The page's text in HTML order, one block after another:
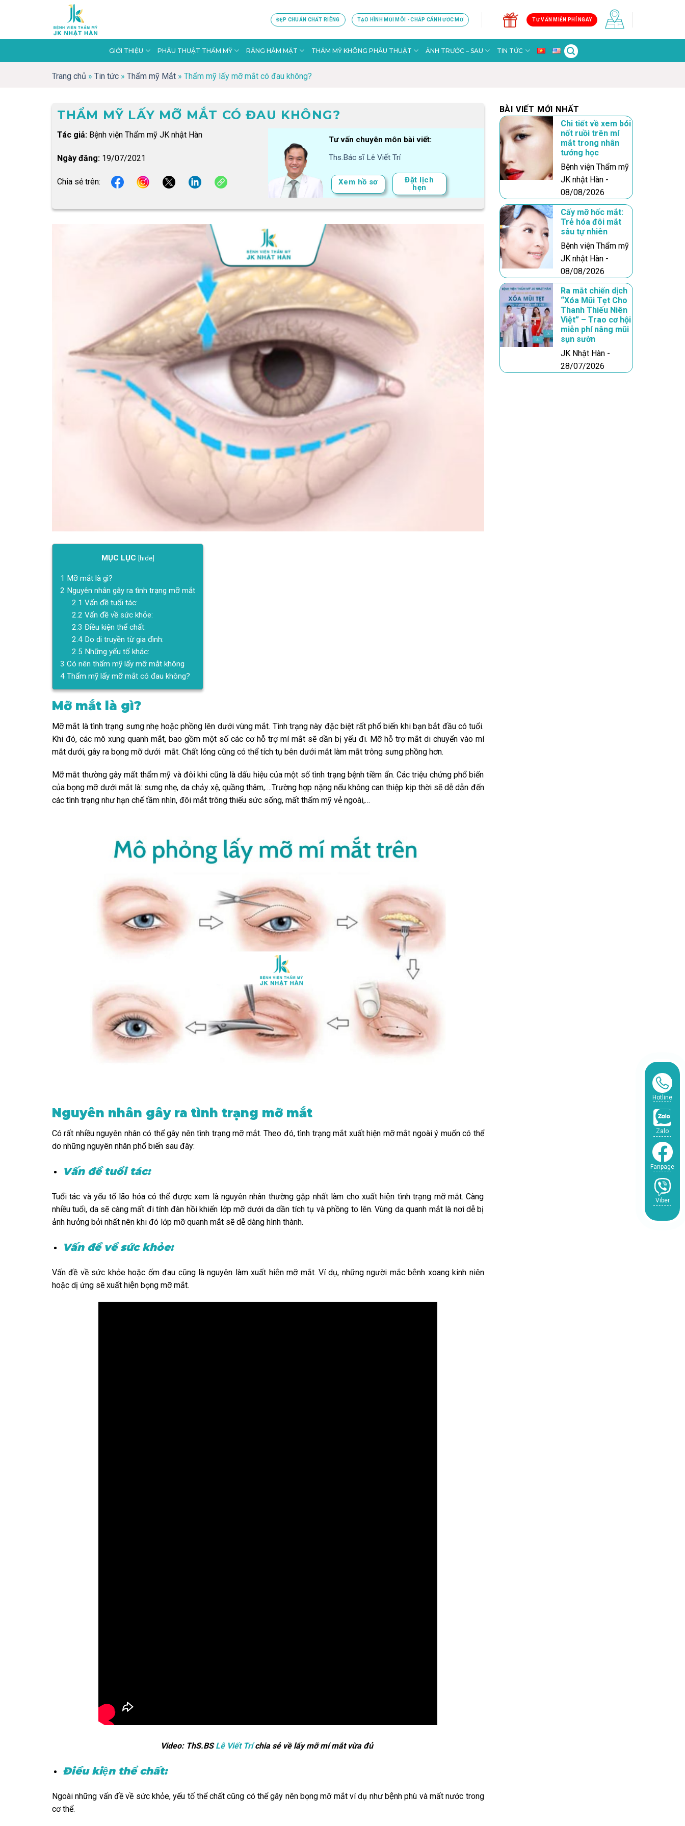
ĐẸP CHUẨN CHẤT RIÊNG TẠO HÌNH MŨI MÔI - CHẮP CÁNH ƯỚC MƠ TƯ VẤN MIỄN PHÍ NGAY
GIỚI THIỆU PHẪU THUẬT THẨM MỸ RĂNG HÀM MẶT THẨM MỸ KHÔNG PHẪU THUẬT ẢNH TRƯỚC – SAU TIN TỨC
Trang chủ » Tin tức » Thẩm mỹ Mắt » Thẩm mỹ lấy mỡ mắt có đau không?
THẨM MỸ LẤY MỠ MẮT CÓ ĐAU KHÔNG?
Tác giả:Bệnh viện Thẩm mỹ JK nhật Hàn
Ngày đăng:19/07/2021
Chia sẻ trên:
Tư vấn chuyên môn bài viết:
Ths.Bác sĩ Lê Viết Trí
Xem hồ sơ
Đặt lịch
hẹn
MỤC LỤC [hide]
1 Mỡ mắt là gì?
2 Nguyên nhân gây ra tình trạng mỡ mắt
2.1 Vấn đề tuổi tác:
2.2 Vấn đề về sức khỏe:
2.3 Điều kiện thể chất:
2.4Do di truyền từ gia đình:
2.5 Những yếu tố khác:
3 Có nên thẩm mỹ lấy mỡ mắt không
4 Thẩm mỹ lấy mỡ mắt có đau không?
Mỡ mắt là gì?
Mỡ mắt là tình trạng sưng nhẹ hoặc phồng lên dưới vùng mắt. Tình trạng này đặc biệt rất phổ biến khi bạn bắt đầu có tuổi.
Khi đó, các mô xung quanh mắt, bao gồm một số các cơ hỗ trợ mí mắt sẽ dần bị yếu đi. Mỡ hỗ trợ mắt di chuyển vào mí
mắt dưới, gây ra bọng mỡ dưới mắt. Chất lỏng cũng có thể tích tụ bên dưới mắt làm mắt trông sưng phồng hơn.
Mỡ mắt thường gây mất thẩm mỹ và đôi khi cũng là dấu hiệu của một số tình trạng bệnh tiềm ẩn. Các triệu chứng phổ biến
của bọng mỡ dưới mắt là: sưng nhẹ, da chảy xệ, quầng thâm,….Trường hợp nặng nếu không can thiệp kịp thời sẽ dễ dẫn đến
các tình trạng như hạn chế tầm nhìn, đôi mắt trông thiếu sức sống, mất thẩm mỹ vẻ ngoài,…
Nguyên nhân gây ra tình trạng mỡ mắt
Có rất nhiều nguyên nhân có thể gây nên tình trạng mỡ mắt. Theo đó, tình trạng mắt xuất hiện mỡ mắt ngoài ý muốn có thể
do những nguyên nhân phổ biến sau đây:
Vấn đề tuổi tác:
Tuổi tác và yếu tố lão hóa có thể được xem là nguyên nhân thường gặp nhất làm cho xuất hiện tình trạng mỡ mắt. Càng
nhiều tuổi, da sẽ càng mất đi tính đàn hồi khiến lớp mỡ dưới da dần tích tụ và phồng to lên. Vùng da quanh mắt là nơi dễ bị
ảnh hưởng bởi nhất nên khi đó lớp mỡ quanh mắt sẽ dễ dàng hình thành.
Vấn đề về sức khỏe:
Vấn đề về sức khỏe hoặc ốm đau cũng là nguyên làm xuất hiện mỡ mắt. Ví dụ, những người mắc bệnh xoang kinh niên
hoặc dị ứng sẽ xuất hiện bọng mỡ mắt.
Video: ThS.BSLê Viết Tríchia sẻ về lấy mỡ mí mắt vừa đủ
Điều kiện thể chất:
Ngoài những vấn đề về sức khỏe, yếu tố thể chất cũng có thể gây nên bọng mỡ mắt ví dụ như bệnh phù và mất nước trong
cơ thể.
BÀI VIẾT MỚI NHẤT
Chi tiết về xem bói
nốt ruồi trên mí
mắt trong nhân
tướng học
Bệnh viện Thẩm mỹ
JK nhật Hàn -
08/08/2026
Cấy mỡ hốc mắt:
Trẻ hóa đôi mắt
sâu tự nhiên
Bệnh viện Thẩm mỹ
JK nhật Hàn -
08/08/2026
Ra mắt chiến dịch
“Xóa Mũi Tẹt Cho
Thanh Thiếu Niên
Việt” – Trao cơ hội
miễn phí nâng mũi
sụn sườn
JK Nhật Hàn -
28/07/2026
Hotline
Zalo
Fanpage
Viber